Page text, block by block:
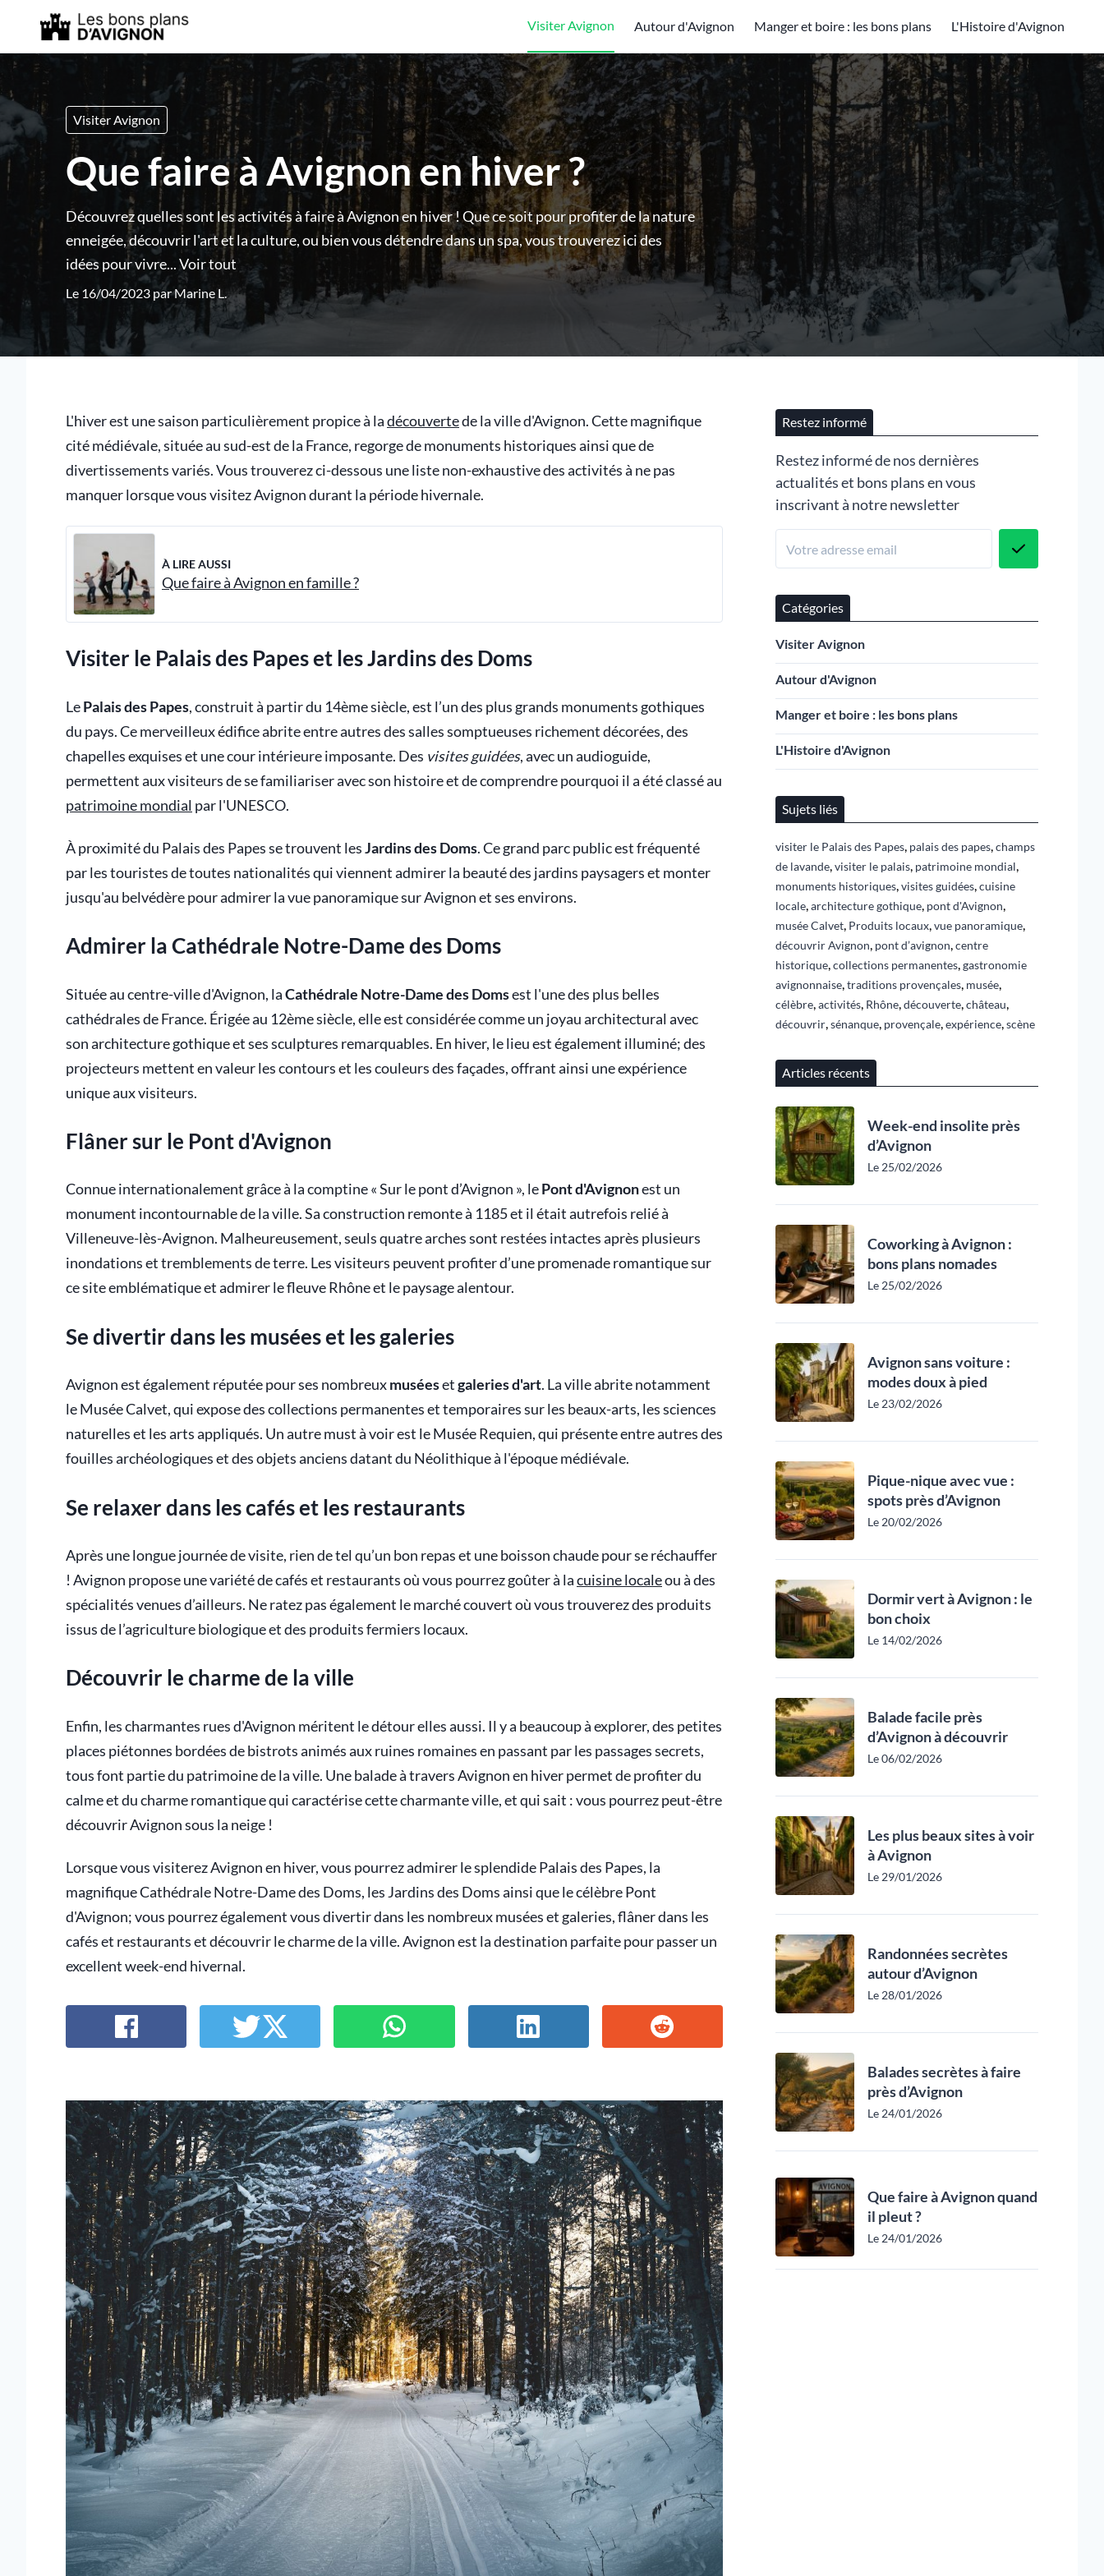
Visiter Avignon Autour d'Avignon Manger et boire : les bons plans L'Histoire d'Avignon
Visiter Avignon
Que faire à Avignon en hiver ?
Découvrez quelles sont les activités à faire à Avignon en hiver ! Que ce soit pour profiter de la nature
enneigée, découvrir l'art et la culture, ou bien vous détendre dans un spa, vous trouverez ici des
idées pour vivre...Voir tout
Le 16/04/2023 parMarine L.
L'hiver est une saison particulièrement propice à ladécouvertede la ville d'Avignon. Cette magnifique
cité médiévale, située au sud-est de la France, regorge de monuments historiques ainsi que de
divertissements variés. Vous trouverez ci-dessous une liste non-exhaustive des activités à ne pas
manquer lorsque vous visitez Avignon durant la période hivernale.
À LIRE AUSSI
Que faire à Avignon en famille ?
Visiter le Palais des Papes et les Jardins des Doms
LePalais des Papes, construit à partir du 14ème siècle, est l’un des plus grands monuments gothiques
du pays. Ce merveilleux édifice abrite entre autres des salles somptueuses richement décorées, des
chapelles exquises et une cour intérieure imposante. Des visites guidées, avec un audioguide,
permettent aux visiteurs de se familiariser avec son histoire et de comprendre pourquoi il a été classé au
patrimoine mondial par l'UNESCO.
À proximité du Palais des Papes se trouvent lesJardins des Doms. Ce grand parc public est fréquenté
par les touristes de toutes nationalités qui viennent admirer la beauté des jardins paysagers et monter
jusqu'au belvédère pour admirer la vue panoramique sur Avignon et ses environs.
Admirer la Cathédrale Notre-Dame des Doms
Située au centre-ville d'Avignon, laCathédrale Notre-Dame des Domsest l'une des plus belles
cathédrales de France. Érigée au 12ème siècle, elle est considérée comme un joyau architectural avec
son architecture gothique et ses sculptures remarquables. En hiver, le lieu est également illuminé; des
projecteurs mettent en valeur les contours et les couleurs des façades, offrant ainsi une expérience
unique aux visiteurs.
Flâner sur le Pont d'Avignon
Connue internationalement grâce à la comptine « Sur le pont d’Avignon », lePont d'Avignonest un
monument incontournable de la ville. Sa construction remonte à 1185 et il était autrefois relié à
Villeneuve-lès-Avignon. Malheureusement, seuls quatre arches sont restées intactes après plusieurs
inondations et tremblements de terre. Les visiteurs peuvent profiter d’une promenade romantique sur
ce site emblématique et admirer le fleuve Rhône et le paysage alentour.
Se divertir dans les musées et les galeries
Avignon est également réputée pour ses nombreuxmuséesetgaleries d'art. La ville abrite notamment
le Musée Calvet, qui expose des collections permanentes et temporaires sur les beaux-arts, les sciences
naturelles et les arts appliqués. Un autre must à voir est le Musée Requien, qui présente entre autres des
fouilles archéologiques et des objets anciens datant du Néolithique à l'époque médiévale.
Se relaxer dans les cafés et les restaurants
Après une longue journée de visite, rien de tel qu’un bon repas et une boisson chaude pour se réchauffer
! Avignon propose une variété de cafés et restaurants où vous pourrez goûter à lacuisine localeou à des
spécialités venues d’ailleurs. Ne ratez pas également le marché couvert où vous trouverez des produits
issus de l’agriculture biologique et des produits fermiers locaux.
Découvrir le charme de la ville
Enfin, les charmantes rues d'Avignon méritent le détour elles aussi. Il y a beaucoup à explorer, des petites
places piétonnes bordées de bistrots animés aux ruines romaines en passant par les passages secrets,
tous font partie du patrimoine de la ville. Une balade à travers Avignon en hiver permet de profiter du
calme et du charme romantique qui caractérise cette charmante ville, et qui sait : vous pourrez peut-être
découvrir Avignon sous la neige !
Lorsque vous visiterez Avignon en hiver, vous pourrez admirer le splendide Palais des Papes, la
magnifique Cathédrale Notre-Dame des Doms, les Jardins des Doms ainsi que le célèbre Pont
d'Avignon; vous pourrez également vous divertir dans les nombreux musées et galeries, flâner dans les
cafés et restaurants et découvrir le charme de la ville. Avignon est la destination parfaite pour passer un
excellent week-end hivernal.
Restez informé
Restez informé de nos dernières
actualités et bons plans en vous
inscrivant à notre newsletter
Catégories
Visiter Avignon
Autour d'Avignon
Manger et boire : les bons plans
L'Histoire d'Avignon
Sujets liés
visiter le Palais des Papes, palais des papes,champs
de lavande,visiter le palais, patrimoine mondial,
monuments historiques,visites guidées,cuisine
locale,architecture gothique, pont d'Avignon,
musée Calvet, Produits locaux,vue panoramique,
découvrir Avignon, pont d’avignon,centre
historique,collections permanentes,gastronomie
avignonnaise,traditions provençales, musée,
célèbre,activités, Rhône,découverte,château,
découvrir,sénanque, provençale,expérience,scène
Articles récents
Week-end insolite près
d’Avignon
Le 25/02/2026
Coworking à Avignon :
bons plans nomades
Le 25/02/2026
Avignon sans voiture :
modes doux à pied
Le 23/02/2026
Pique-nique avec vue :
spots près d’Avignon
Le 20/02/2026
Dormir vert à Avignon : le
bon choix
Le 14/02/2026
Balade facile près
d’Avignon à découvrir
Le 06/02/2026
Les plus beaux sites à voir
à Avignon
Le 29/01/2026
Randonnées secrètes
autour d’Avignon
Le 28/01/2026
Balades secrètes à faire
près d’Avignon
Le 24/01/2026
Que faire à Avignon quand
il pleut ?
Le 24/01/2026